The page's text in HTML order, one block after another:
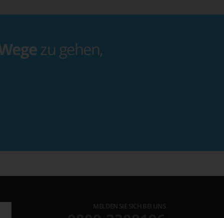
zu gehen,
MELDEN SIE SICH BEI UNS